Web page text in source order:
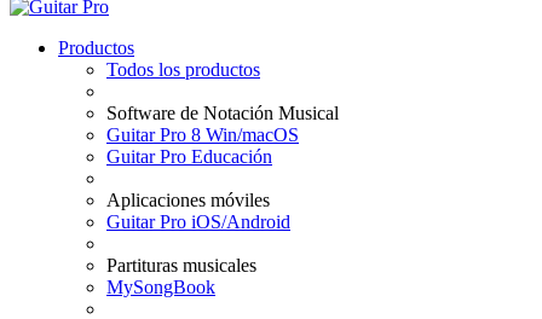
Productos
Todos los productos
Software de Notación Musical
Guitar Pro 8 Win/macOS
Guitar Pro Educación
Aplicaciones móviles
Guitar Pro iOS/Android
Partituras musicales
MySongBook